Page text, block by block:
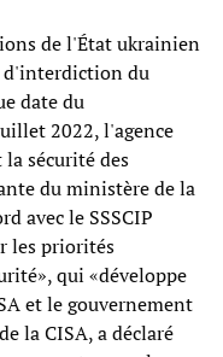
de l'État ukrainien
du
date du
2022, l'agence
sécurité des
du ministère de la
avec le SSSCIP
les priorités
qui «développe
et le gouvernement
la CISA, a déclaré